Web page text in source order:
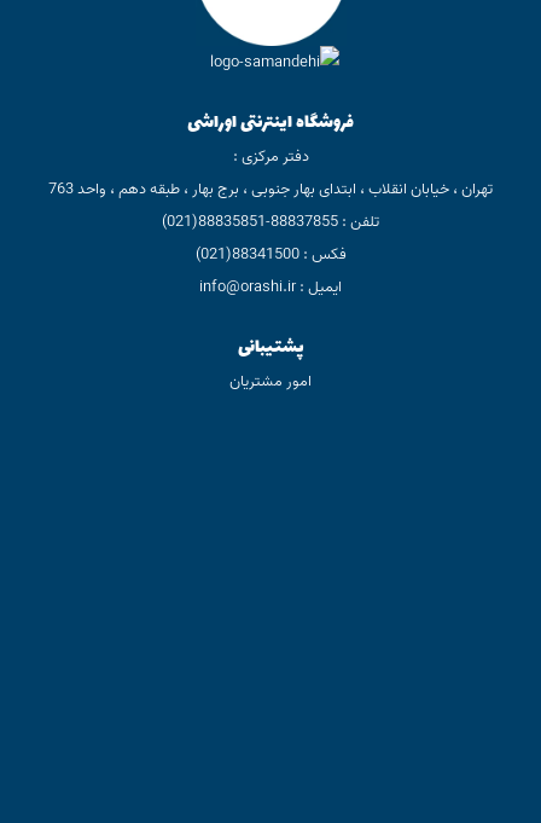
فروشگاه اینترنتی اوراشی
دفتر مرکزی :
تهران ، خیابان انقلاب ، ابتدای بهار جنوبی ، برج بهار ، طبقه دهم ، واحد 763
تلفن : 88837855-88835851(021)
فکس : 88341500(021)
ایمیل : info@orashi.ir
پشتیبانی
امور مشتریان